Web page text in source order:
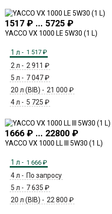
1517 ₽ ... 5725 ₽
YACCO VX 1000 LE 5W30 (1 L)
1 л - 1 517 ₽
2 л - 2 911 ₽
5 л - 7 047 ₽
20 л (BIB) - 21 000 ₽
4 л - 5 725 ₽
1666 ₽ ... 22800 ₽
YACCO VX 1000 LL III 5W30 (1 L)
1 л - 1 666 ₽
4 л - По запросу
5 л - 7 635 ₽
20 л (BIB) - 22 800 ₽